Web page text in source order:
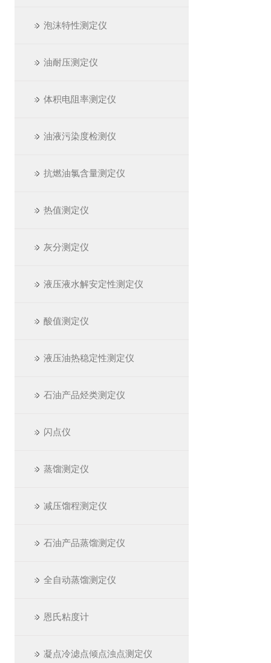
泡沫特性测定仪
油耐压测定仪
体积电阻率测定仪
油液污染度检测仪
抗燃油氯含量测定仪
热值测定仪
灰分测定仪
液压液水解安定性测定仪
酸值测定仪
液压油热稳定性测定仪
石油产品烃类测定仪
闪点仪
蒸馏测定仪
减压馏程测定仪
石油产品蒸馏测定仪
全自动蒸馏测定仪
恩氏粘度计
凝点冷滤点倾点浊点测定仪